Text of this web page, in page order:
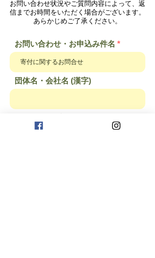
お問い合わせ状況やご質問内容によって、返
信までお時間をいただく場合がございます。
あらかじめご了承ください。
お問い合わせ・お申込み件名
団体名・会社名 (漢字)